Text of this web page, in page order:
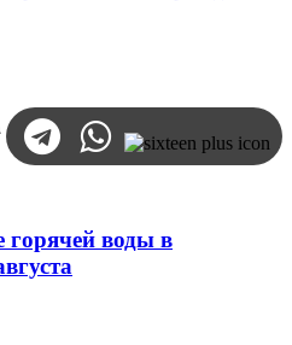
горячей воды в